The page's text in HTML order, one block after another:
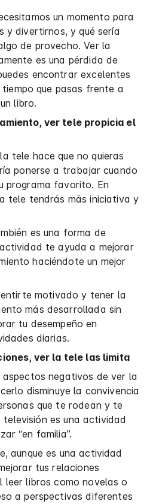
un momento para
y divertirnos, y qué sería
de provecho. Ver la
es una pérdida de
encontrar excelentes
que pasas frente a
libro.
ver tele propicia el
tele hace que no quieras
ponerse a trabajar cuando
programa favorito. En
tele tendrás más iniciativa y
es una forma de
te ayuda a mejorar
haciéndote un mejor
motivado y tener la
más desarrollada sin
tu desempeño en
diarias.
ver la tele las limita
negativos de ver la
disminuye la convivencia
que te rodean y te
es una actividad
“en familia”.
aunque es una actividad
tus relaciones
leer libros como novelas o
a perspectivas diferentes